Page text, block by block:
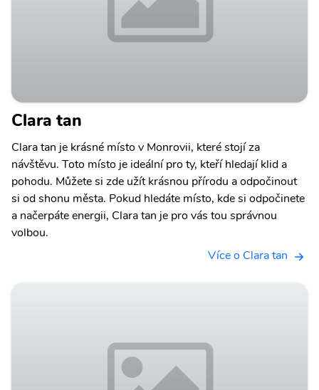
Clara tan
Clara tan je krásné místo v Monrovii, které stojí za
návštěvu. Toto místo je ideální pro ty, kteří hledají klid a
pohodu. Můžete si zde užít krásnou přírodu a odpočinout
si od shonu města. Pokud hledáte místo, kde si odpočinete
a načerpáte energii, Clara tan je pro vás tou správnou
volbou.
Více o Clara tan